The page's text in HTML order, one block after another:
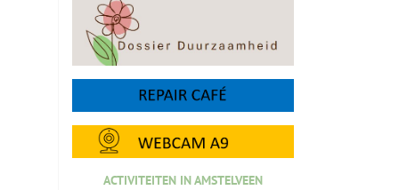
ACTIVITEITEN IN AMSTELVEEN